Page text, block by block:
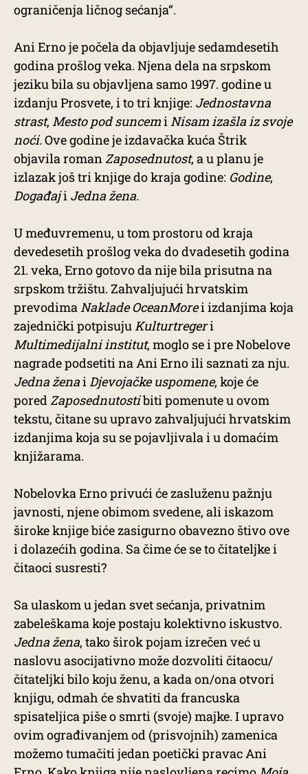
ograničenja ličnog sećanja“.
Ani Erno je počela da objavljuje sedamdesetih
godina prošlog veka. Njena dela na srpskom
jeziku bila su objavljena samo 1997. godine u
izdanju Prosvete, i to tri knjige: Jednostavna
strast, Mesto pod suncemi Nisam izašla iz svoje
noći.Ove godine je izdavačka kuća Štrik
objavila roman Zaposednutost, a u planu je
izlazak još tri knjige do kraja godine: Godine,
Događaji Jedna žena.
U međuvremenu, u tom prostoru od kraja
devedesetih prošlog veka do dvadesetih godina
21. veka, Erno gotovo da nije bila prisutna na
srpskom tržištu. Zahvaljujući hrvatskim
prevodima Naklade OceanMorei izdanjima koja
zajednički potpisuju Kulturtregeri
Multimedijalni institut, moglo se i pre Nobelove
nagrade podsetiti na Ani Erno ili saznati za nju.
Jedna ženai Djevojačke uspomene, koje će
pored Zaposednutostibiti pomenute u ovom
tekstu, čitane su upravo zahvaljujući hrvatskim
izdanjima koja su se pojavljivala i u domaćim
knjižarama.
Nobelovka Erno privući će zasluženu pažnju
javnosti, njene obimom svedene, ali iskazom
široke knjige biće zasigurno obavezno štivo ove
i dolazećih godina. Sa čime će se to čitateljke i
čitaoci susresti?
Sa ulaskom u jedan svet sećanja, privatnim
zabeleškama koje postaju kolektivno iskustvo.
Jedna žena, tako širok pojam izrečen već u
naslovu asocijativno može dozvoliti čitaocu/
čitateljki bilo koju ženu, a kada on/ona otvori
knjigu, odmah će shvatiti da francuska
spisateljica piše o smrti (svoje) majke. I upravo
ovim ograđivanjem od (prisvojnih) zamenica
možemo tumačiti jedan poetički pravac Ani